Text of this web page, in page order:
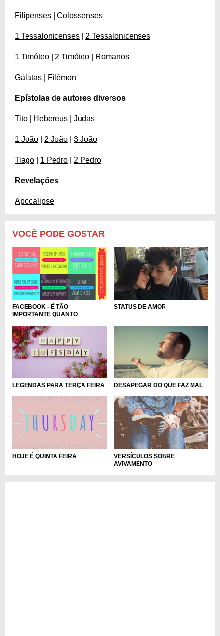
Filipenses Colossenses
1 Tessalonicenses 2 Tessalonicenses
1 Timóteo 2 Timóteo Romanos
Gálatas Filêmon
Epístolas de autores diversos
Tito Hebereus Judas
1 João 2 João 3 João
Tiago 1 Pedro 2 Pedro
Revelações
Apocalipse
VOCÊ PODE GOSTAR
FACEBOOK - É TÃO
IMPORTANTE QUANTO
STATUS DE AMOR
LEGENDAS PARA TERÇA FEIRA DESAPEGAR DO QUE FAZ MAL
HOJE É QUINTA FEIRA
VERSÍCULOS SOBRE
AVIVAMENTO